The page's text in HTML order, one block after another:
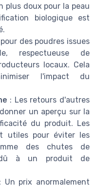
plus doux pour la peau
biologique est
des poudres issues
respectueuse de
locaux. Cela
l'impact du
: Les retours d'autres
un aperçu sur la
du produit. Les
utiles pour éviter les
des chutes de
dû à un produit de
prix anormalement